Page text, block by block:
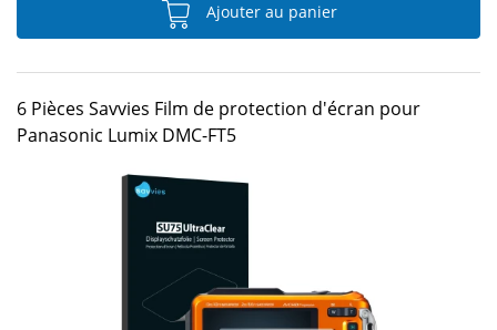
Ajouter au panier
6 Pièces Savvies Film de protection d'écran pour
Panasonic Lumix DMC-FT5